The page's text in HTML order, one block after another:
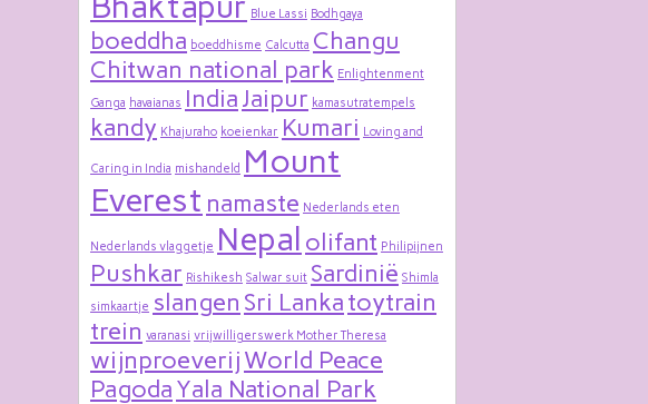
Blue Lassi Bodhgaya
boeddha boeddhisme Calcutta Changu
Chitwan national park Enlightenment
Ganga havaianas IndiaJaipur kamasutratempels
kandy Khajuraho koeienkar Kumari Loving and
Caring in India mishandeld Mount
Everest namaste Nederlands eten
Nederlands vlaggetje Nepal olifant Philipijnen
Pushkar Rishikesh Salwar suit Sardinië Shimla
simkaartje slangen Sri Lankatoytrain
trein varanasi vrijwilligerswerk Mother Theresa
wijnproeverijWorld Peace
PagodaYala National Park